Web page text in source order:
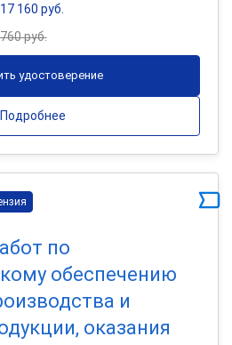
160 руб.
руб.
удостоверение
Подробнее
по
обеспечению
и
оказания